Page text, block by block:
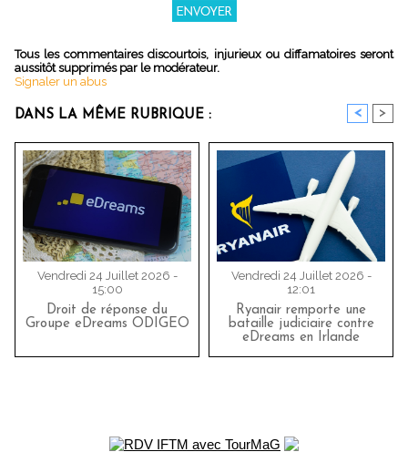
Tous les commentaires discourtois, injurieux ou diffamatoires seront
aussitôt supprimés par le modérateur.
Signaler un abus
DANS LA MÊME RUBRIQUE : < >
Vendredi 24 Juillet 2026 -
15:00
Droit de réponse du
Groupe eDreams ODIGEO
Vendredi 24 Juillet 2026 -
12:01
Ryanair remporte une
bataille judiciaire contre
eDreams en Irlande